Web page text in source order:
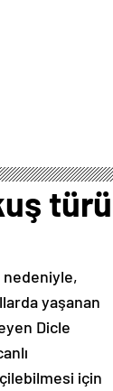
nedeniyle,
yaşanan
Dicle
için